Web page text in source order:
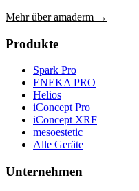
Mehr über amaderm →
Produkte
Spark Pro
ENEKA PRO
Helios
iConcept Pro
iConcept XRF
mesoestetic
Alle Geräte
Unternehmen